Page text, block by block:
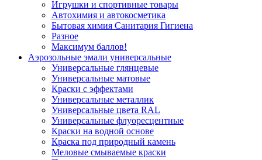
Игрушки и спортивные товары
Автохимия и автокосметика
Бытовая химия Санитария Гигиена
Разное
Максимум баллов!
Аэрозольные эмали универсальные
Универсальные глянцевые
Универсальные матовые
Краски с эффектами
Универсальные металлик
Универсальные цвета RAL
Универсальные флуоресцентные
Краски на водной основе
Краска под природный камень
Меловые смываемые краски